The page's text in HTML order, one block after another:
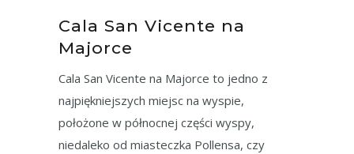
Cala San Vicente na
Majorce
Cala San Vicente na Majorce to jedno z
najpiękniejszych miejsc na wyspie,
położone w północnej części wyspy,
niedaleko od miasteczka Pollensa, czy